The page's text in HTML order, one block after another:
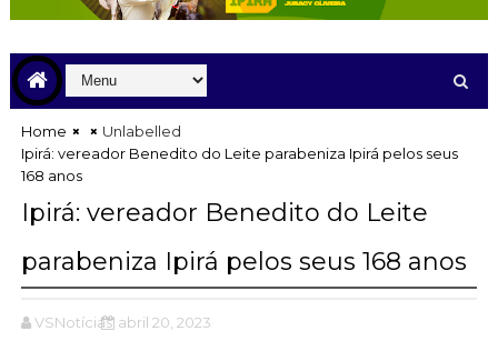
Home
Unlabelled
Ipirá: vereador Benedito do Leite parabeniza Ipirá pelos seus
168 anos
Ipirá: vereador Benedito do Leite
parabeniza Ipirá pelos seus 168 anos
VSNotícias abril 20, 2023